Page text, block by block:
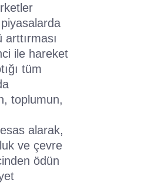
ile hareket
tüm
toplumun,
alarak,
ve çevre
ödün